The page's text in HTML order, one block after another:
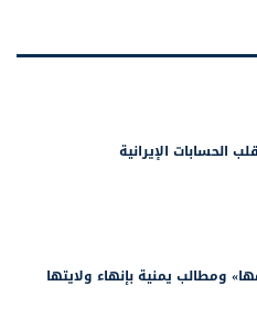
الحسابات الإيرانية
ومطالب يمنية بإنهاء ولايتها